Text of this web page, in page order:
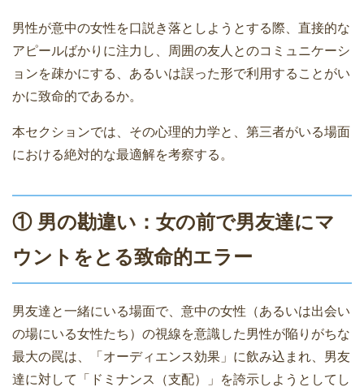
男性が意中の女性を口説き落としようとする際、直接的な
アピールばかりに注力し、周囲の友人とのコミュニケーシ
ョンを疎かにする、あるいは誤った形で利用することがい
かに致命的であるか。
本セクションでは、その心理的力学と、第三者がいる場面
における絶対的な最適解を考察する。
① 男の勘違い：女の前で男友達にマ
ウントをとる致命的エラー
男友達と一緒にいる場面で、意中の女性（あるいは出会い
の場にいる女性たち）の視線を意識した男性が陥りがちな
最大の罠は、「オーディエンス効果」に飲み込まれ、男友
達に対して「ドミナンス（支配）」を誇示しようとしてし